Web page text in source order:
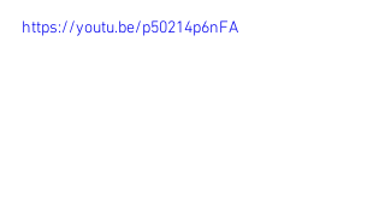
https://youtu.be/p50214p6nFA